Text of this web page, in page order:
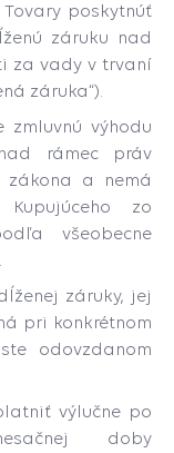
poskytnúť
záruku nad
za vady v trvaní
záruka“).
zmluvnú výhodu
rámec práv
zákona a nemá
zo
všeobecne
záruky, jej
pri konkrétnom
odovzdanom
výlučne po
doby